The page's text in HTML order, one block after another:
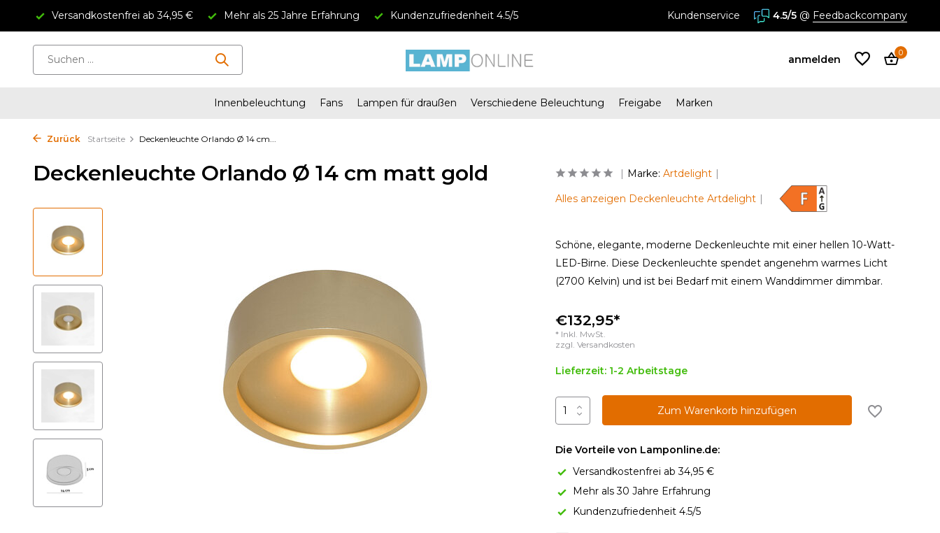
Versandkostenfrei ab 34,95 € Mehr als 25 Jahre Erfahrung Kundenzufriedenheit 4.5/5 Kundenservice 4.5/5 @ Feedbackcompany
anmelden
Benutzerkonto
0
Innenbeleuchtung Fans Lampen für draußen Verschiedene Beleuchtung Freigabe Marken
Zurück Startseite Deckenleuchte Orlando Ø 14 cm...
Deckenleuchte Orlando Ø 14 cm matt gold Marke: Artdelight
Alles anzeigen Deckenleuchte Artdelight
Schöne, elegante, moderne Deckenleuchte mit einer hellen 10-Watt-
LED-Birne. Diese Deckenleuchte spendet angenehm warmes Licht
(2700 Kelvin) und ist bei Bedarf mit einem Wanddimmer dimmbar.
€132,95*
* Inkl. MwSt.
zzgl. Versandkosten
Lieferzeit: 1-2 Arbeitstage
Zum Warenkorb hinzufügen
Die Vorteile von Lamponline.de:
Versandkostenfrei ab 34,95 €
Mehr als 30 Jahre Erfahrung
Kundenzufriedenheit 4.5/5